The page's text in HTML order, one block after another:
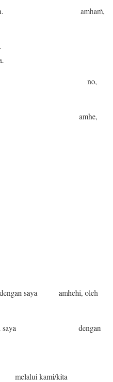
amhaṁ,
no,
saya amhe,
saya
dengan saya amhehi, oleh
dengan
kita